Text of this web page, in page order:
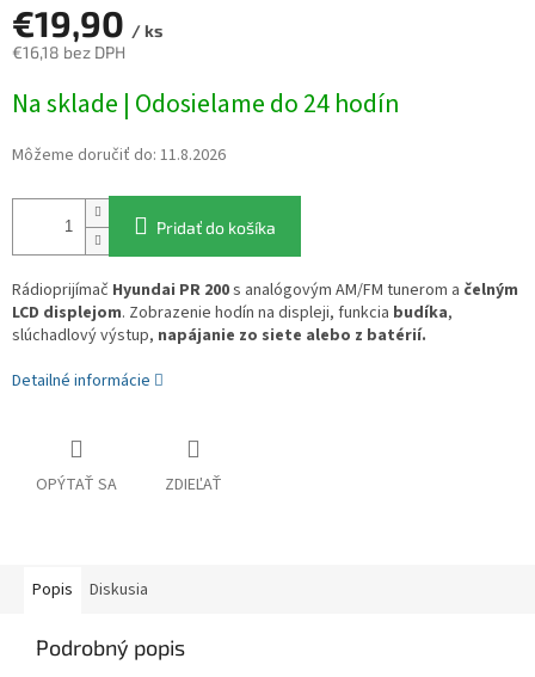
€19,90 / ks
€16,18 bez DPH
cena:
Na sklade | Odosielame do 24 hodín
Môžeme doručiť do: 11.8.2026
Pridať do košíka
Rádioprijímač Hyundai PR 200s analógovým AM/FM tunerom a čelným
LCD displejom. Zobrazenie hodín na displeji, funkcia budíka,
slúchadlový výstup, napájanie zo siete alebo z batérií.
Detailné informácie
OPÝTAŤ SA ZDIEĽAŤ
Popis Diskusia
Podrobný popis